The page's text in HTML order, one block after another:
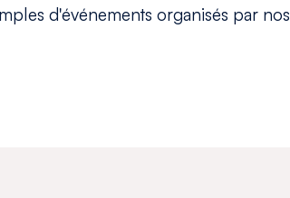
d'événements organisés par nos